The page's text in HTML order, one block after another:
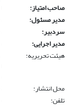
صاحب امتیاز:
مدیر مسئول:
سردبیر:
مدیر اجرایی:
هیئت تحریریه:
محل انتشار:
تلفن: